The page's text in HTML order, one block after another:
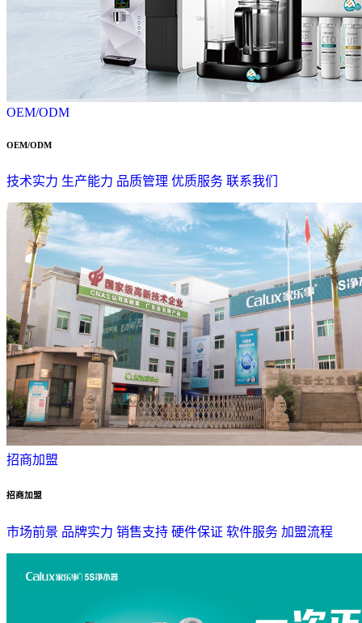
OEM/ODM
OEM/ODM
技术实力 生产能力 品质管理 优质服务 联系我们
招商加盟
招商加盟
市场前景 品牌实力 销售支持 硬件保证 软件服务 加盟流程